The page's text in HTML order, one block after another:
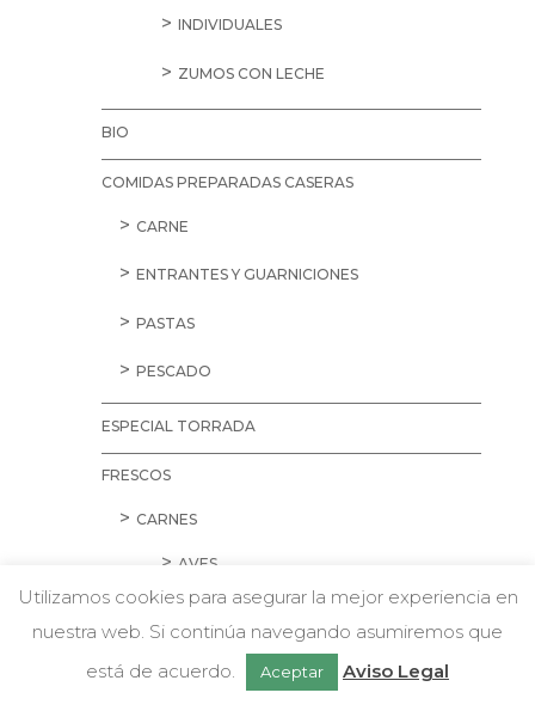
INDIVIDUALES
ZUMOS CON LECHE
BIO
COMIDAS PREPARADAS CASERAS
CARNE
ENTRANTES Y GUARNICIONES
PASTAS
PESCADO
ESPECIAL TORRADA
FRESCOS
CARNES
AVES
CARNE PICADA
CERDO w Chatea con nosotros
Utilizamos cookies para asegurar la mejor experiencia en
nuestra web. Si continúa navegando asumiremos que
está de acuerdo.
Aceptar Aviso Legal